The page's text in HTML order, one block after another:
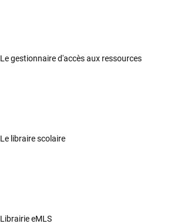
Le gestionnaire d'accès aux ressources
Le libraire scolaire
Librairie eMLS